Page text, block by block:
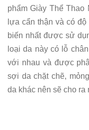
phẩm Giày Thể
lựa cẩn thận và có
biến nhất được sử
loại da này có lỗ
với nhau và được
sợi da chặt chẽ,
da khác nên sẽ cho